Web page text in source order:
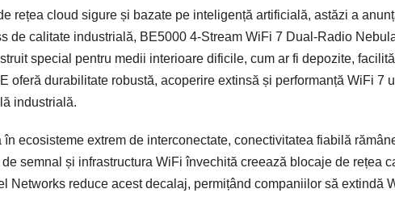
rețea cloud sigure și bazate pe inteligență artificială, astăzi a
de calitate industrială, BE5000 4-Stream WiFi 7 Dual-Radio
special pentru medii interioare dificile, cum ar fi depozite,
oferă durabilitate robustă, acoperire extinsă și performanță WiFi 7
industrială.
ecosisteme extrem de interconectate, conectivitatea fiabilă
semnal și infrastructura WiFi învechită creează blocaje de rețea
Networks reduce acest decalaj, permițând companiilor să extindă